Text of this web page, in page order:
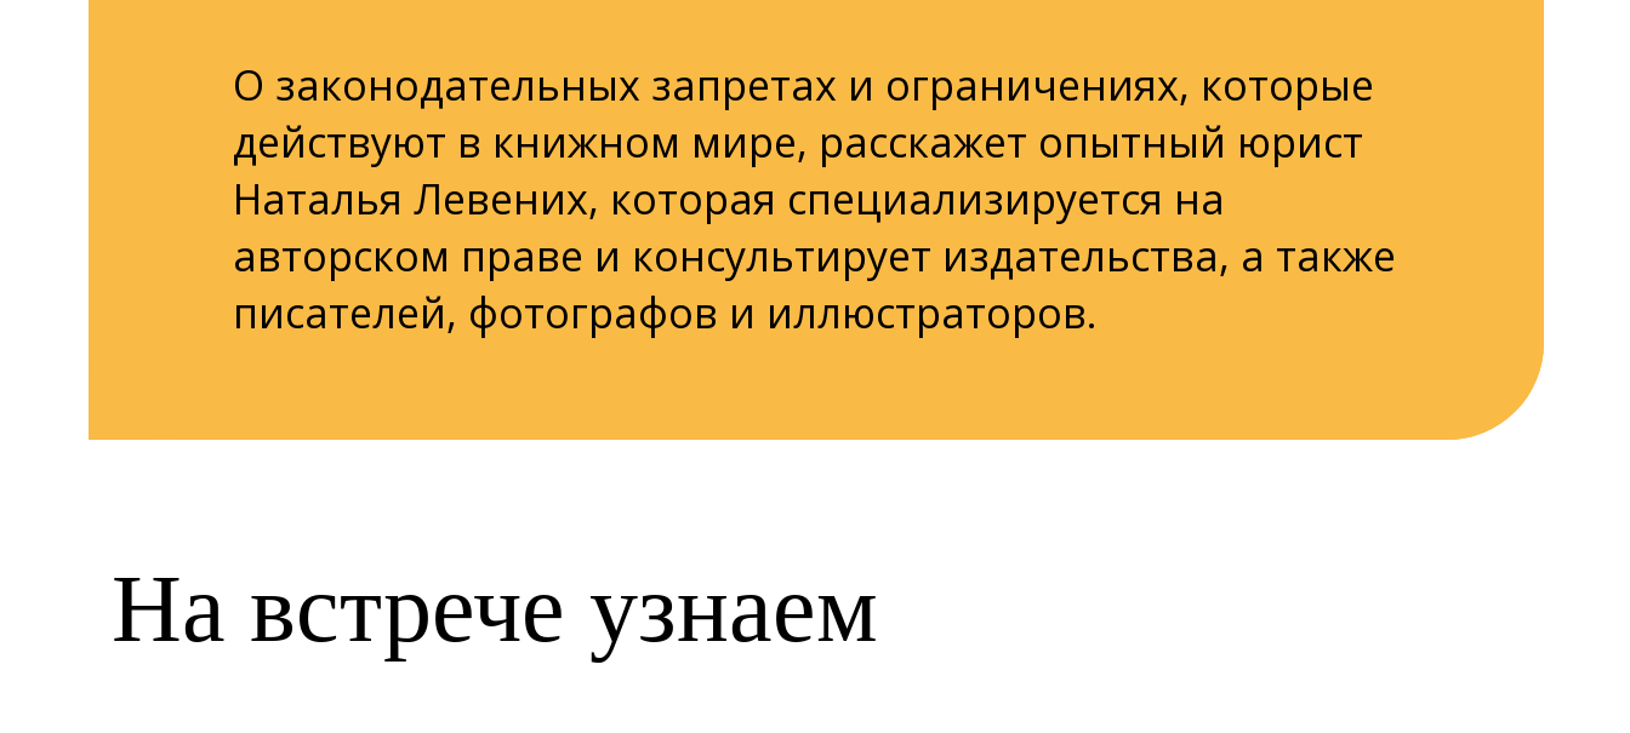
О законодательных запретах и ограничениях, которые
действуют в книжном мире, расскажет опытный юрист
Наталья Левених, которая специализируется на
авторском праве и консультирует издательства, а также
писателей, фотографов и иллюстраторов.
На встрече узнаем